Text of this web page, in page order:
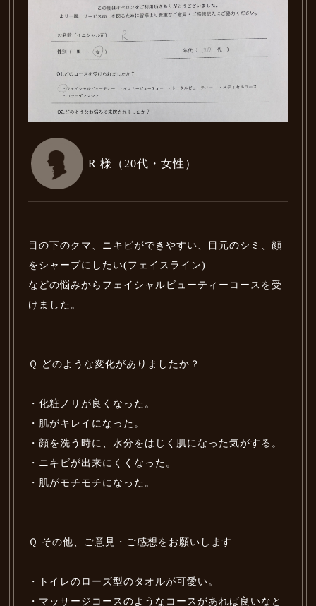
R 様（20代・女性）
目の下のクマ、ニキビができやすい、目元のシミ、顔
をシャープにしたい(フェイスライン)
などの悩みからフェイシャルビューティーコースを受
けました。
Ｑ.どのような変化がありましたか？
・化粧ノリが良くなった。
・肌がキレイになった。
・顔を洗う時に、水分をはじく肌になった気がする。
・ニキビが出来にくくなった。
・肌がモチモチになった。
Ｑ.その他、ご意見・ご感想をお願いします
・トイレのローズ型のタオルが可愛い。
・マッサージコースのようなコースがあれば良いなと